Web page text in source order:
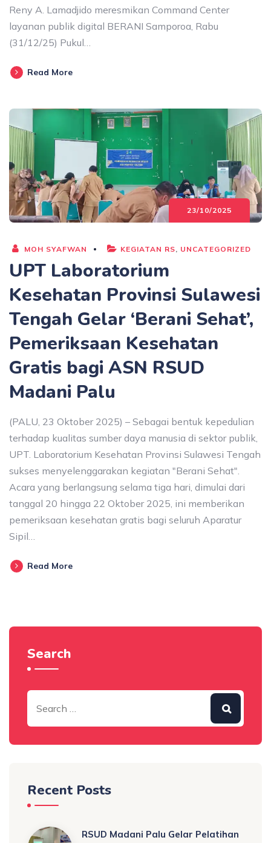
Reny A. Lamadjido meresmikan Command Center
layanan publik digital BERANI Samporoa, Rabu
(31/12/25) Pukul…
Read More
23/10/2025
MOH SYAFWAN KEGIATAN RS, UNCATEGORIZED
UPT Laboratorium
Kesehatan Provinsi Sulawesi
Tengah Gelar ‘Berani Sehat’,
Pemeriksaan Kesehatan
Gratis bagi ASN RSUD
Madani Palu
(PALU, 23 Oktober 2025) – Sebagai bentuk kepedulian
terhadap kualitas sumber daya manusia di sektor publik,
UPT. Laboratorium Kesehatan Provinsi Sulawesi Tengah
sukses menyelenggarakan kegiatan "Berani Sehat".
Acara yang berlangsung selama tiga hari, dimulai dari
tanggal 20 hingga 22 Oktober 2025, ini memberikan
pemeriksaan kesehatan gratis bagi seluruh Aparatur
Sipil…
Read More
Search
Recent Posts
RSUD Madani Palu Gelar Pelatihan